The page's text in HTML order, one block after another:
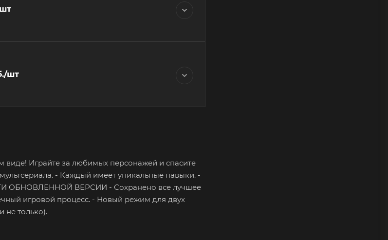
/шт
виде! Играйте за любимых персонажей и спасите
- Каждый имеет уникальные навыки. -
ОБНОВЛЕННОЙ ВЕРСИИ - Сохранено все лучшее
игровой процесс. - Новый режим для двух
не только).